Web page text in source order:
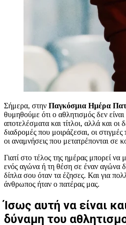
Σήμερα, στην Παγκόσμια Ημέρα
θυμηθούμε ότι ο αθλητισμός δεν είναι
αποτελέσματα και τίτλοι, αλλά και οι
διαδρομές που μοιράζεσαι, οι στιγμές
οι αναμνήσεις που μετατρέπονται σε
Γιατί στο τέλος της ημέρας μπορεί
ενός αγώνα ή τη θέση σε έναν αγώνα
δίπλα σου όταν τα έζησες. Και για
άνθρωπος ήταν ο πατέρας μας.
Ίσως αυτή να είναι
δύναμη του